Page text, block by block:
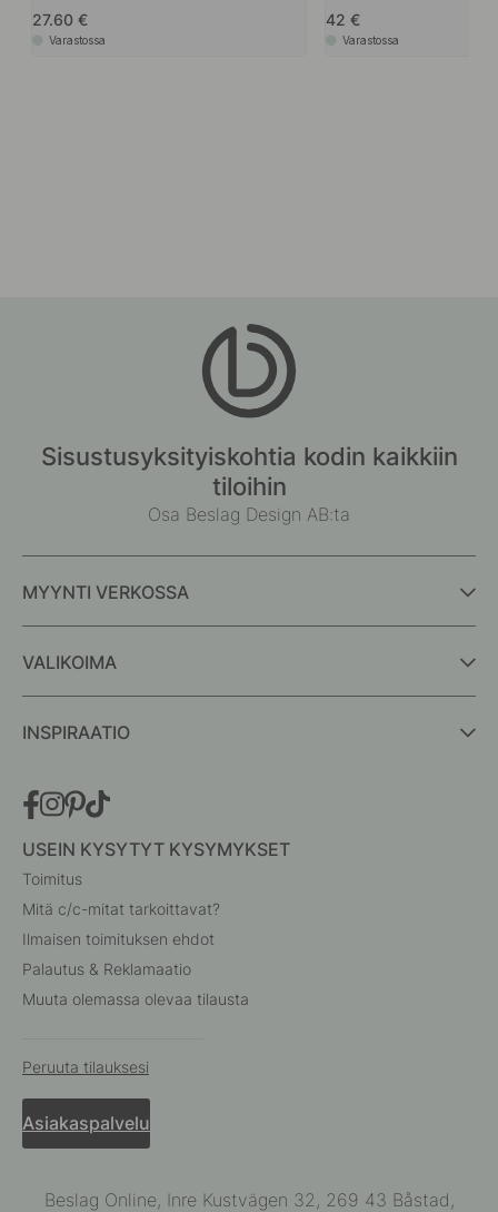
27.60
Varastossa
42
Varastossa
Sisustusyksityiskohtia kodin kaikkiin
tiloihin
Osa Beslag Design AB:ta
MYYNTI VERKOSSA
VALIKOIMA
INSPIRAATIO
USEIN KYSYTYT KYSYMYKSET
Toimitus
Mitä c/c-mitat tarkoittavat?
Ilmaisen toimituksen ehdot
Palautus & Reklamaatio
Muuta olemassa olevaa tilausta
Peruuta tilauksesi
Asiakaspalvelu
Beslag Online, Inre Kustvägen 32, 269 43 Båstad,